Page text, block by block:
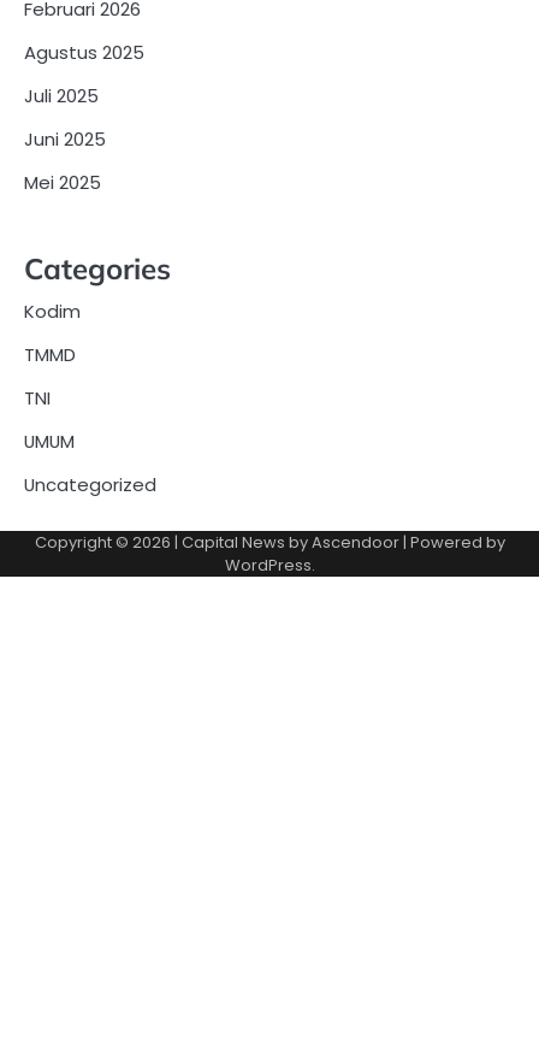
Februari 2026
Agustus 2025
Juli 2025
Juni 2025
Mei 2025
Categories
Kodim
TMMD
TNI
UMUM
Uncategorized
Copyright © 2026 | Capital News byAscendoor| Powered by
WordPress.